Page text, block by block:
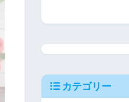
カテゴリー